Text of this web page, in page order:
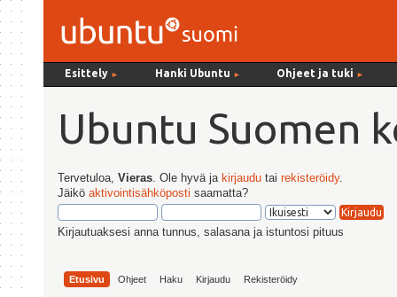
Esittely ► Hanki Ubuntu ► Ohjeet ja tuki ►
Ubuntu Suomen
Tervetuloa,Vieras . Ole hyvä ja kirjaudu tairekisteröidy.
Jäiköaktivointisähköposti saamatta?
Kirjautuaksesi anna tunnus, salasana ja istuntosi pituus
Etusivu Ohjeet Haku Kirjaudu Rekisteröidy